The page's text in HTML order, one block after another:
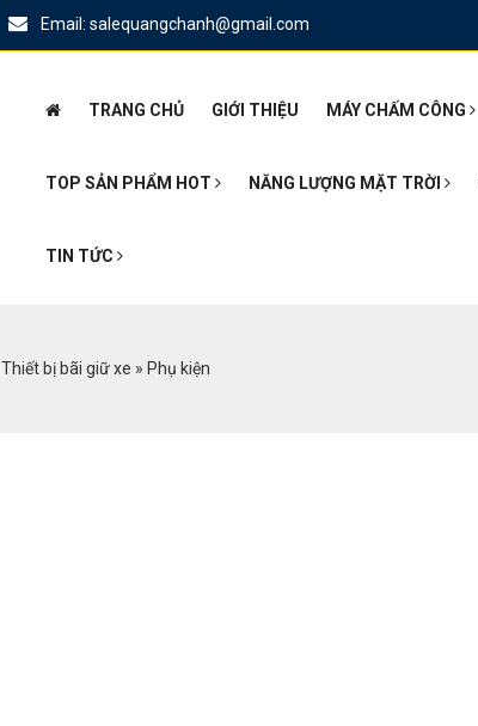
Email: salequangchanh@gmail.com
TRANG CHỦ GIỚI THIỆU MÁY CHẤM CÔNG
TOP SẢN PHẨM HOT NĂNG LƯỢNG MẶT TRỜI
TIN TỨC
Thiết bị bãi giữ xe » Phụ kiện